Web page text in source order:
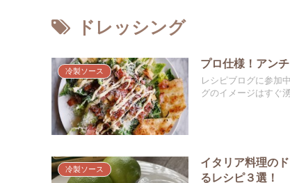
ドレッシング
冷製ソース
プロ仕様！アン
レシピブログに参加
グのイメージはすぐ
冷製ソース
イタリア料理の
るレシピ３選！